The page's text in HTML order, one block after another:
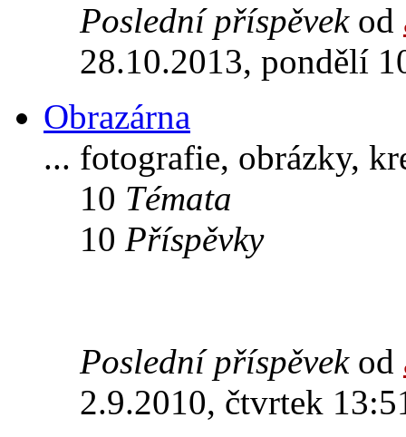
Poslední příspěvekod
28.10.2013, pondělí
Obrazárna
... fotografie, obrázky,
10 Témata
10 Příspěvky
Poslední příspěvekod
2.9.2010, čtvrtek